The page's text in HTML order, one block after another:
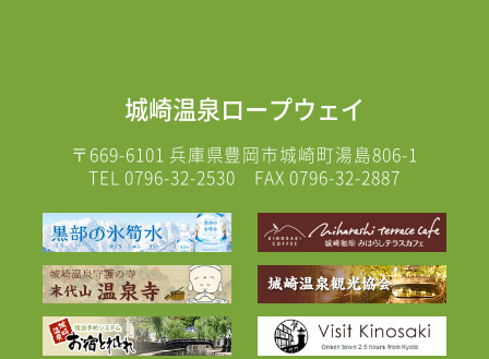
城崎温泉ロープウェイ
〒669-6101 兵庫県豊岡市城崎町湯島806-1
TEL0796-32-2530 FAX 0796-32-2887